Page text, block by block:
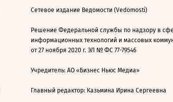
Сетевое издание Ведомости (Vedomosti)
Решение Федеральной службы по надзору в
информационных технологий и массовых
от 27 ноября 2020 г. ЭЛ № ФС 77-79546
Учредитель: АО «Бизнес Ньюс Медиа»
Главный редактор: Казьмина Ирина Сергеевна